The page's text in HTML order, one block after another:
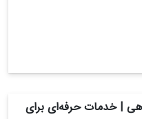
| خدمات حرفه‌ای برای